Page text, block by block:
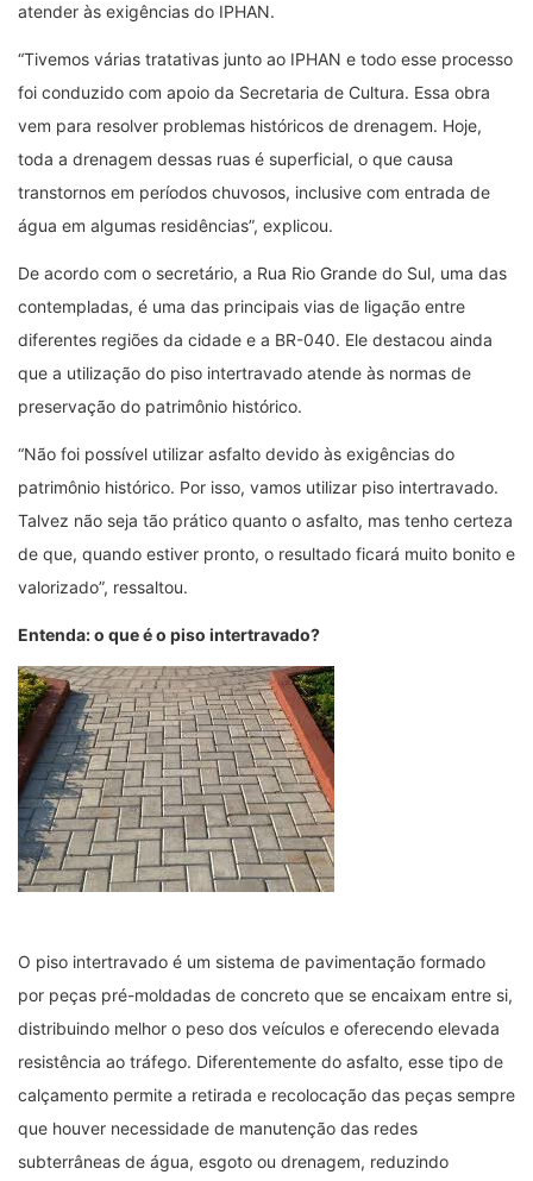
atender às exigências do IPHAN.
“Tivemos várias tratativas junto ao IPHAN e todo esse processo
foi conduzido com apoio da Secretaria de Cultura. Essa obra
vem para resolver problemas históricos de drenagem. Hoje,
toda a drenagem dessas ruas é superficial, o que causa
transtornos em períodos chuvosos, inclusive com entrada de
água em algumas residências”, explicou.
De acordo com o secretário, a Rua Rio Grande do Sul, uma das
contempladas, é uma das principais vias de ligação entre
diferentes regiões da cidade e a BR-040. Ele destacou ainda
que a utilização do piso intertravado atende às normas de
preservação do patrimônio histórico.
“Não foi possível utilizar asfalto devido às exigências do
patrimônio histórico. Por isso, vamos utilizar piso intertravado.
Talvez não seja tão prático quanto o asfalto, mas tenho certeza
de que, quando estiver pronto, o resultado ficará muito bonito e
valorizado”, ressaltou.
Entenda: o que é o piso intertravado?
O piso intertravado é um sistema de pavimentação formado
por peças pré-moldadas de concreto que se encaixam entre si,
distribuindo melhor o peso dos veículos e oferecendo elevada
resistência ao tráfego. Diferentemente do asfalto, esse tipo de
calçamento permite a retirada e recolocação das peças sempre
que houver necessidade de manutenção das redes
subterrâneas de água, esgoto ou drenagem, reduzindo